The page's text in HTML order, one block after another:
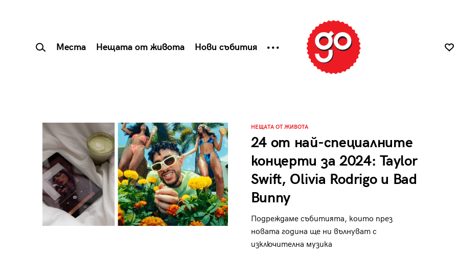
Места Нещата от живота Нови събития
НЕЩАТА ОТ ЖИВОТА
24 от най-специалните
концерти за 2024: Taylor
Swift, Olivia Rodrigo и Bad
Bunny
Подреждаме събитията, които през
новата година ще ни вълнуват с
изключителна музикаTender is the Wine – Какво